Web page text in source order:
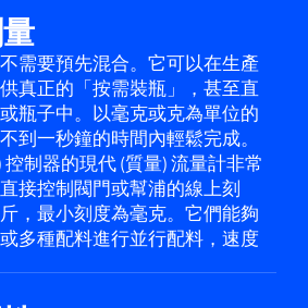
需要預先混合。它可以在生產
真正的「按需裝瓶」，甚至直
瓶子中。以毫克或克為單位的
到一秒鐘的時間內輕鬆完成。
控制器的現代 (質量) 流量計非常
接控制閥門或幫浦的線上刻
，最小刻度為毫克。它們能夠
多種配料進行並行配料，速度